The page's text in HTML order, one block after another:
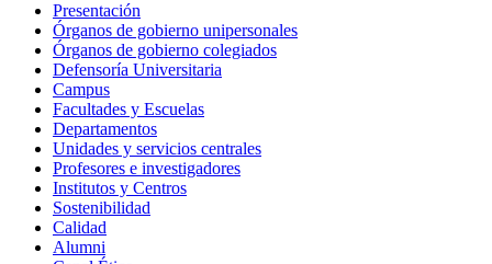
Presentación
Órganos de gobierno unipersonales
Órganos de gobierno colegiados
Defensoría Universitaria
Campus
Facultades y Escuelas
Departamentos
Unidades y servicios centrales
Profesores e investigadores
Institutos y Centros
Sostenibilidad
Calidad
Alumni